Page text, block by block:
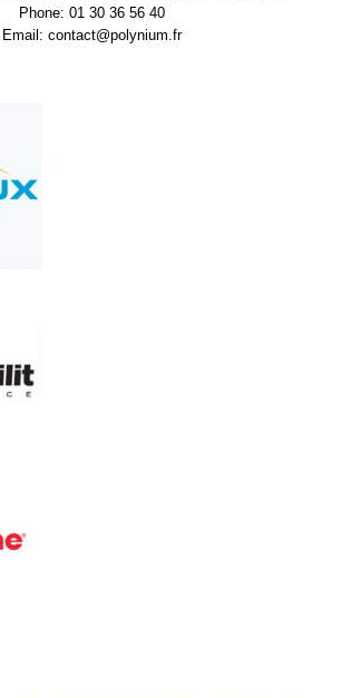
Phone: 01 30 36 56 40
Email: contact@polynium.fr